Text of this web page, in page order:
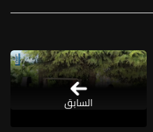
السابق